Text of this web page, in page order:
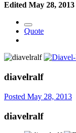
Edited May 28, 2013
Quote
diavelralf
Posted May 28, 2013
diavelralf